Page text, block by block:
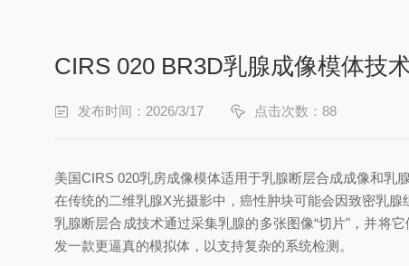
CIRS 020 BR3D乳腺成像模体技
发布时间：2026/3/17 点击次数：88
美国CIRS 020乳房成像模体适用于乳腺断层合成成像和乳腺
在传统的二维乳腺X光摄影中，癌性肿块可能会因致密乳腺
乳腺断层合成技术通过采集乳腺的多张图像“切片"，并将
发一款更逼真的模拟体，以支持复杂的系统检测。